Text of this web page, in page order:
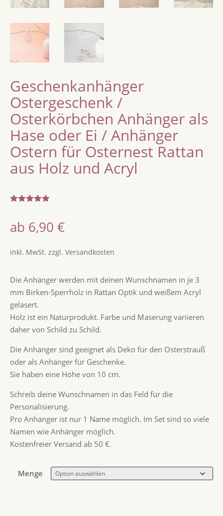
Geschenkanhänger
Ostergeschenk /
Osterkörbchen Anhänger als
Hase oder Ei / Anhänger
Ostern für Osternest Rattan
aus Holz und Acryl
von 5,
basierend
ertungen
ab 6,90 €
inkl. MwSt. zzgl. Versandkosten
Die Anhänger werden mit deinen Wunschnamen in je 3
mm Birken-Sperrholz in Rattan Optik und weißem Acryl
gelasert.
Holz ist ein Naturprodukt. Farbe und Maserung variieren
daher von Schild zu Schild.
Die Anhänger sind geeignet als Deko für den Osterstrauß
oder als Anhänger für Geschenke.
Sie haben eine Höhe von 10 cm.
Schreib deine Wunschnamen in das Feld für die
Personalisierung.
Pro Anhänger ist nur 1 Name möglich. Im Set sind so viele
Namen wie Anhänger möglich.
Kostenfreier Versand ab 50 €.
Menge